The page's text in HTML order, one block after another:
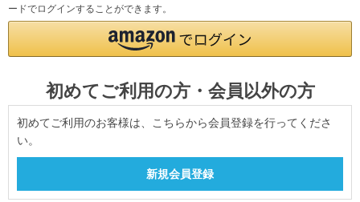
ードでログインすることができます。
初めてご利用の方・会員以外の方
初めてご利用のお客様は、こちらから会員登録を行ってくださ
い。